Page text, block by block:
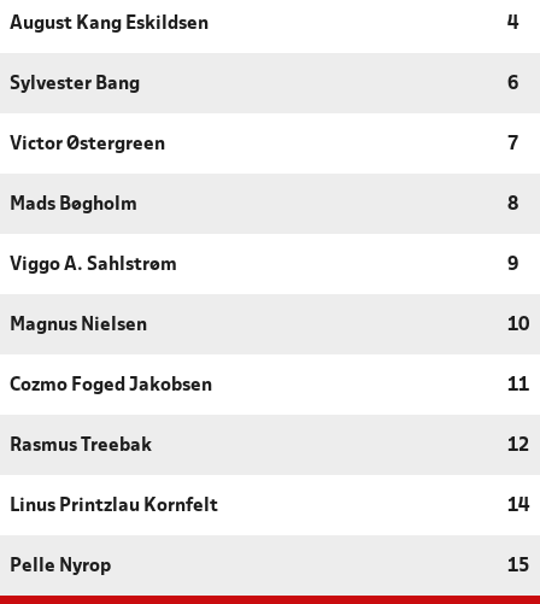
August Kang Eskildsen 4
Sylvester Bang 6
Victor Østergreen 7
Mads Bøgholm 8
Viggo A. Sahlstrøm 9
Magnus Nielsen 10
Cozmo Foged Jakobsen 11
Rasmus Treebak 12
Linus Printzlau Kornfelt 14
Pelle Nyrop 15